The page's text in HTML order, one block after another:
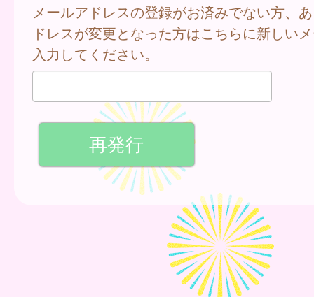
メールアドレスの登録がお済みでない方、
ドレスが変更となった方はこちらに新しい
入力してください。